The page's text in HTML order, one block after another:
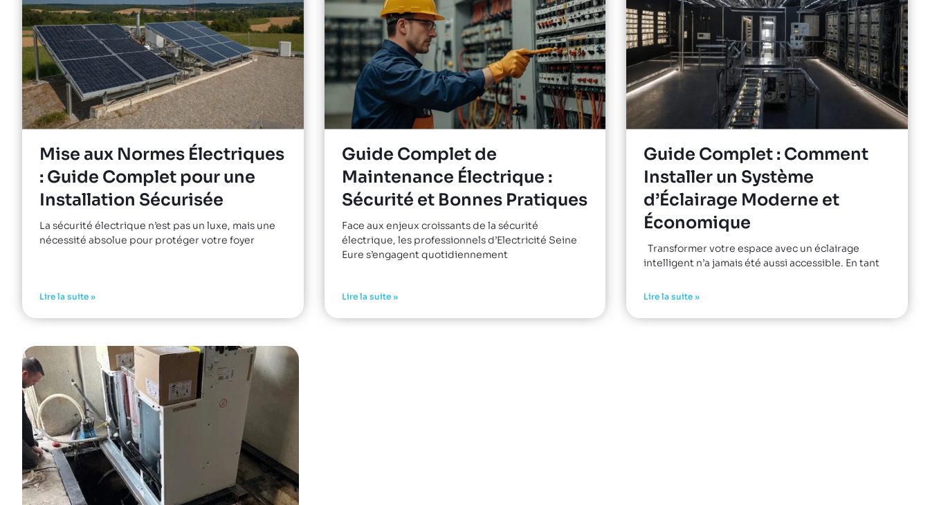
Mise aux Normes Électriques
: Guide Complet pour une
Installation Sécurisée
La sécurité électrique n’est pas un luxe, mais une
nécessité absolue pour protéger votre foyer
Lire la suite »
Guide Complet de
Maintenance Électrique :
Sécurité et Bonnes Pratiques
Face aux enjeux croissants de la sécurité
électrique, les professionnels d’Electricité Seine
Eure s’engagent quotidiennement
Lire la suite »
Guide Complet : Comment
Installer un Système
d’Éclairage Moderne et
Économique
Transformer votre espace avec un éclairage
intelligent n’a jamais été aussi accessible. En tant
Lire la suite »